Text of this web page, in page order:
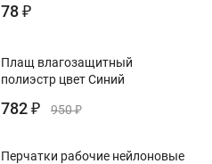
78 ₽
Плащ влагозащитный
полиэстр цвет Синий
782 ₽ 950₽
Перчатки рабочие нейлоновые